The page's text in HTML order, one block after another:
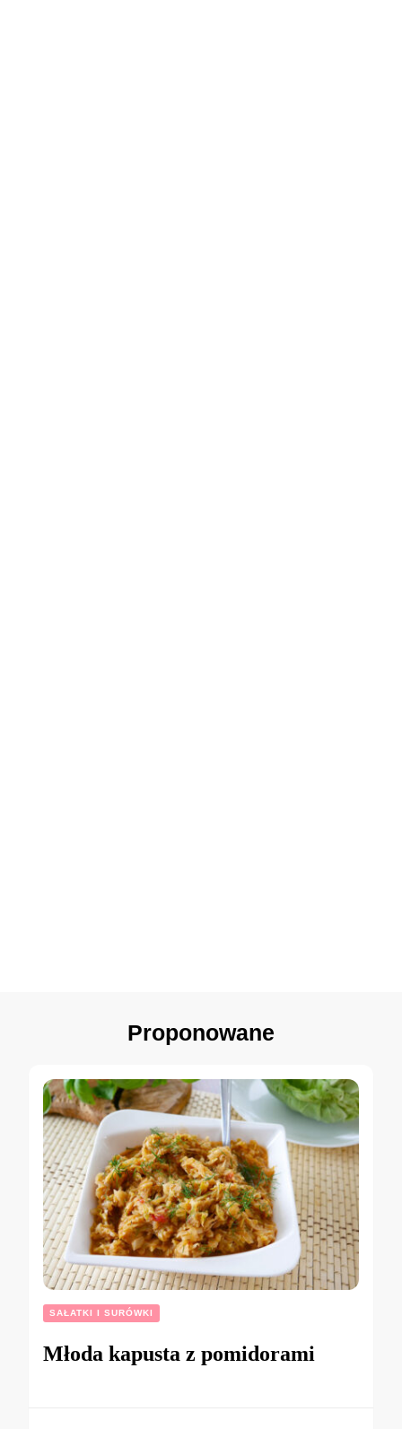
Proponowane
SAŁATKI I SURÓWKI
Młoda kapusta z pomidorami